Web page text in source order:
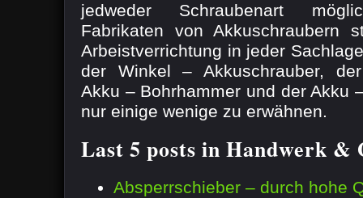
jedweder Schraubenart
Fabrikaten von Akkuschraubern
Arbeistverrichtung in jeder
der Winkel – Akkuschrauber,
Akku – Bohrhammer und der Akku
nur einige wenige zu erwähnen.
Last 5 posts in Handwerk &
Absperrschieber – durch hohe